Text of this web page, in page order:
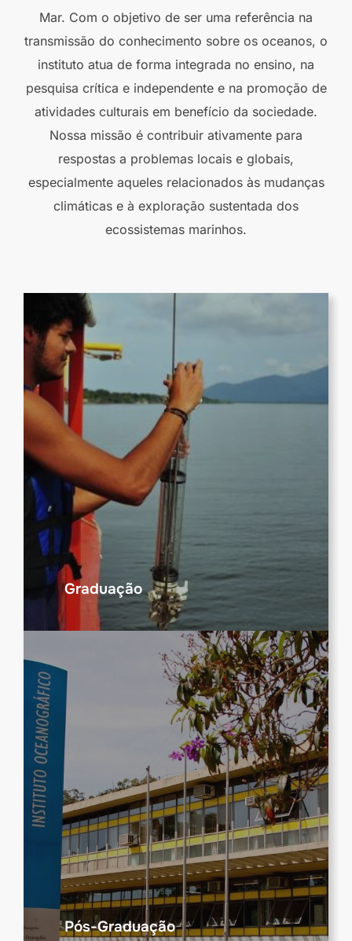
Mar. Com o objetivo de ser uma referência na
transmissão do conhecimento sobre os oceanos, o
instituto atua de forma integrada no ensino, na
pesquisa crítica e independente e na promoção de
atividades culturais em benefício da sociedade.
Nossa missão é contribuir ativamente para
respostas a problemas locais e globais,
especialmente aqueles relacionados às mudanças
climáticas e à exploração sustentada dos
ecossistemas marinhos.
Graduação
Pós-Graduação